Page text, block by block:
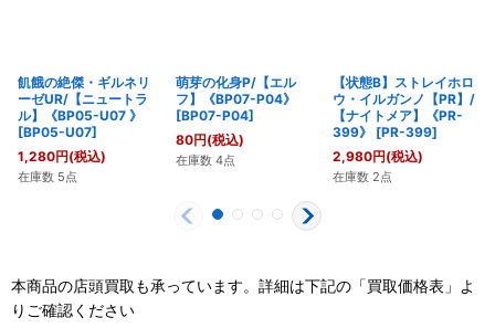
飢餓の絶傑・ギルネリ
ーゼUR/【ニュートラ
ル】《BP05-U07 》
[BP05-U07]
1,280円(税込)
在庫数 5点
萌芽の化身P/【エル
フ】《BP07-P04》
[BP07-P04]
80円(税込)
在庫数 4点
【状態B】ストレイホロ
ウ・イルガンノ【PR】/
【ナイトメア】《PR-
399》
[PR-399]
2,980円(税込)
在庫数 2点
本商品の店頭買取も承っています。詳細は下記の「買取価格表」よ
りご確認ください